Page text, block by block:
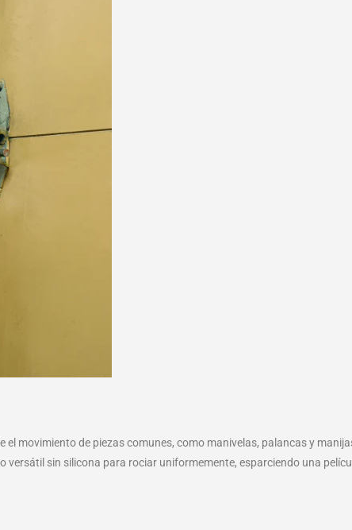
movimiento de piezas comunes, como manivelas, palancas y
sin silicona para rociar uniformemente, esparciendo una